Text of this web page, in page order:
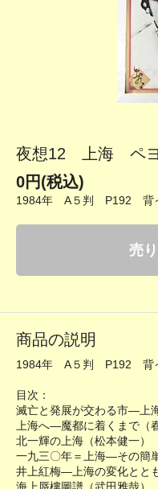
夜想12 上海 ペ
0円(税込)
1984年 A５判 P192 背
売
商品の説明
1984年 A５判 P192 背
目次：
滅亡と発展が交わる市―上
上海へ―魔都に着くまで（
北一輝の上海（松本健一）
一九三〇年＝上海―その簡
井上紅梅―上海の変化とと